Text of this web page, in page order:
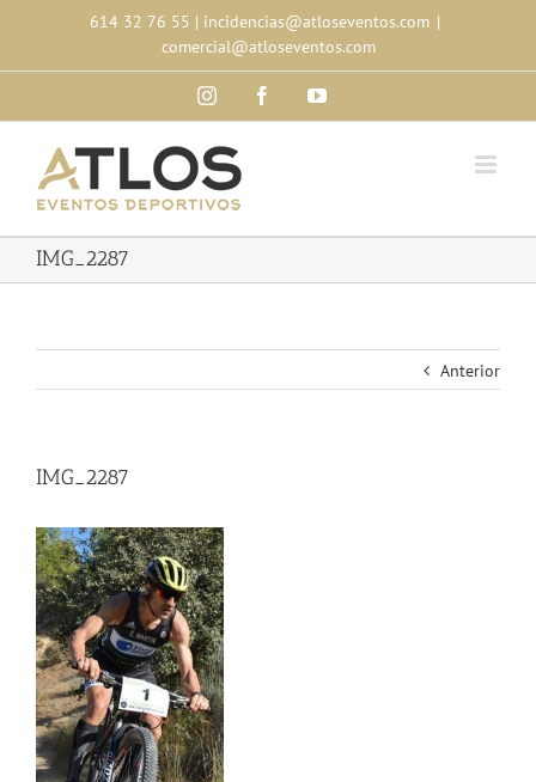
content
614 32 76 55 | incidencias@atloseventos.com |
comercial@atloseventos.com
InstagramFacebookYouTube
IMG_2287
Anterior
IMG_2287